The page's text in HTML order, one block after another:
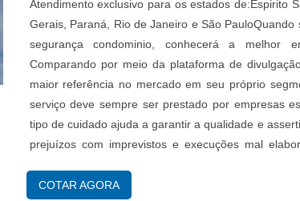
Atendimento exclusivo para os estados de:Espirito
Gerais, Paraná, Rio de Janeiro e São
segurança condominio, conhecerá a melhor
Comparando por meio da plataforma de
maior referência no mercado em seu próprio
serviço deve sempre ser prestado por empresas
tipo de cuidado ajuda a garantir a qualidade e
prejuízos com imprevistos e execuções mal
importantes.DIFERENCIAIS IMPORTANTES
COTAR AGORA